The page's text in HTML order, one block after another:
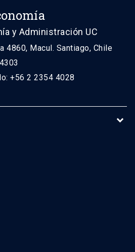
y Administración UC
4860, Macul. Santiago, Chile
+56 2 2354 4028